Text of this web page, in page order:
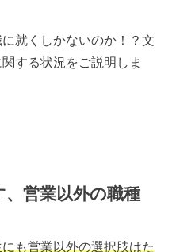
就くしかないのか！？文
する状況をご説明しま
営業以外の職種
も営業以外の選択肢はた